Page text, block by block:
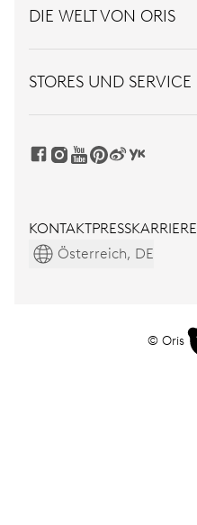
DIE WELT VON ORIS
STORES UND SERVICE
KONTAKTPRESSKARRIERE
Österreich, DE
© Oris